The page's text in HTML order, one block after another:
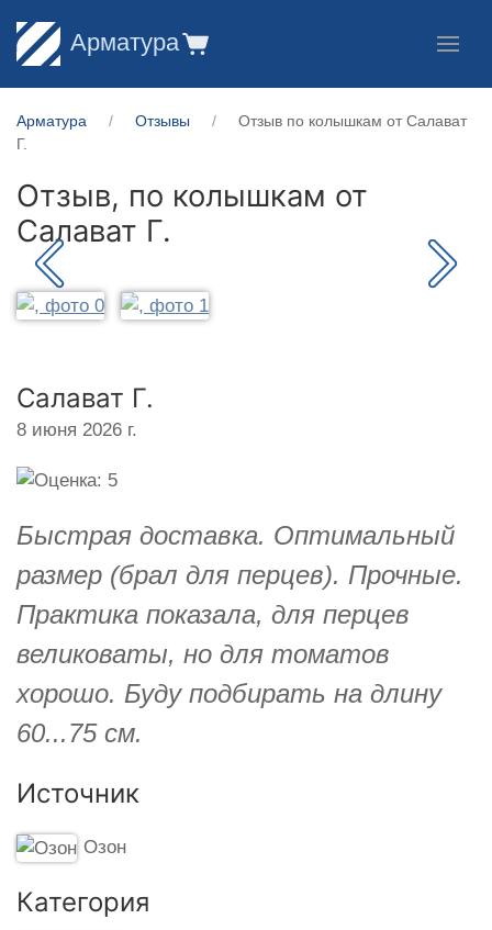
Арматура
Арматура Отзывы
Отзыв по колышкам от Салават
Г.
Отзыв, по колышкам от
Салават Г.
Салават Г.
8 июня 2026 г.
Быстрая доставка. Оптимальный
размер (брал для перцев). Прочные.
Практика показала, для перцев
великоваты, но для томатов
хорошо. Буду подбирать на длину
60...75 см.
Источник
Озон
Категория